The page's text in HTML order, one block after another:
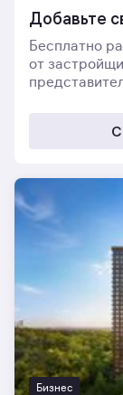
Добавьте
Бесплатно
от
Бизнес